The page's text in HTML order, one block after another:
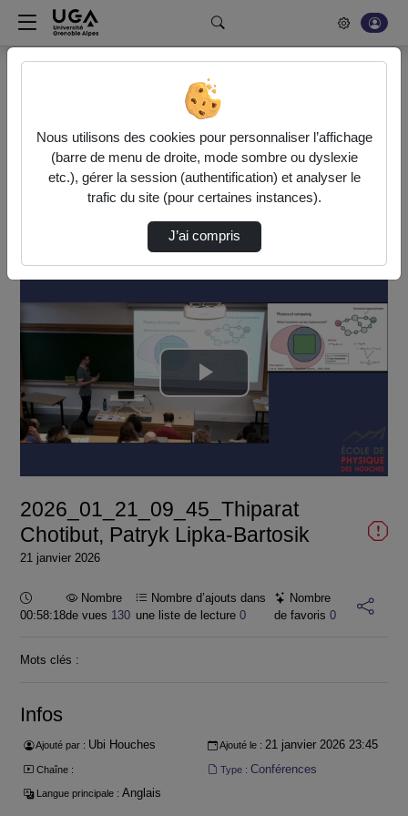
Rechercher un média sur POD
Bonjour, votre serveur vidéo a été mis à jour. Nous sommes
en train de finaliser son optimisation. L'encodage de vos
vidéos fonctionne (ne pas tenir compte du message d'erreur
actuel à la fin de votre encodage).
2026_01_21_09_45_Thiparat Chotibut, Patryk L…
Lire
la
vidéo
2026_01_21_09_45_Thiparat
Chotibut, Patryk Lipka-Bartosik
21 janvier 2026
Durée :
00:58:18
Nombre
de vues 130
Nombre d’ajouts dans
une liste de lecture0
Nombre
de favoris 0
Mots clés :
Infos
Ajouté par : Ubi Houches Ajouté le : 21 janvier 2026 23:45
Chaîne : Type : Conférences
Langue principale : Anglais
Nous utilisons des cookies pour personnaliser l’affichage
(barre de menu de droite, mode sombre ou dyslexie
etc.), gérer la session (authentification) et analyser le
trafic du site (pour certaines instances).
J’ai compris